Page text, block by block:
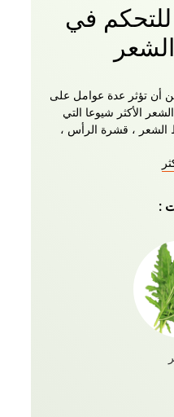
للتحكم في
أن تؤثر عدة عوامل على
الأكثر شيوعا التي
الشعر ، قشرة الرأس ،
يساعدك شامبو فاتيكا
الشعر. فعال في الحد
الشعر. شامبو تساقط
بشعرك! حان الوقت
بخصلات قوتك الصحية
فاتيكا الطبيعي.
: